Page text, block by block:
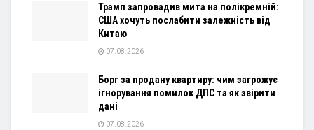
Трамп запровадив мита на полікремній:
США хочуть послабити залежність від
Китаю
07.08.2026
Борг за продану квартиру: чим загрожує
ігнорування помилок ДПС та як звірити
дані
07.08.2026